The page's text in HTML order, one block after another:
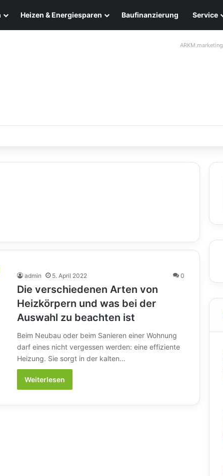
Heizen & Energiesparen Baufinanzierung Service
ARKM.marketing
Eleganz und Nachhaltigkeit für Ihr Zuhause
admin 5. April 2022 0
Die verschiedenen Arten von
Heizkörpern und was bei der
Auswahl zu beachten ist
Beim Neubau oder beim Sanieren einer Wohnung
darf eines nicht vergessen werden: eine effiziente
Heizung. Sie sorgt in der kalten…
Weiterlesen